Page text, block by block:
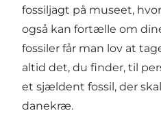
fossiljagt på museet,
også kan fortælle om
fossiler får man lov at
altid det, du finder, til
et sjældent fossil, der
danekræ.